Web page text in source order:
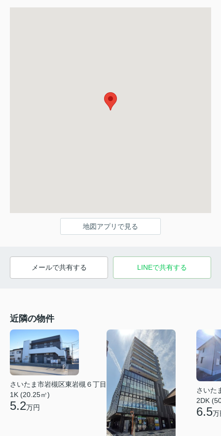
地図アプリで見る
メールで共有する LINEで共有する
近隣の物件
さいたま市岩槻区東岩槻６丁目
1K (20.25㎡)
5.2万円
さいた
2DK
6.5万